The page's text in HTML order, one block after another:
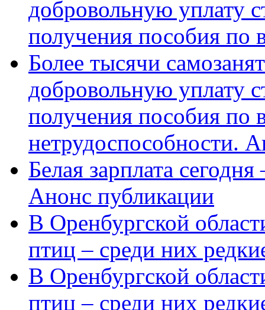
добровольную уплату
получения пособия по
Более тысячи
добровольную уплату
получения пособия по
нетрудоспособности.
Белая зарплата
Анонс публикации
В Оренбургской
птиц – среди них
В Оренбургской
птиц – среди них